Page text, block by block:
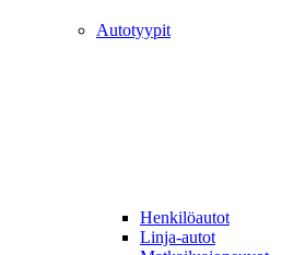
Autotyypit
Henkilöautot
Linja-autot